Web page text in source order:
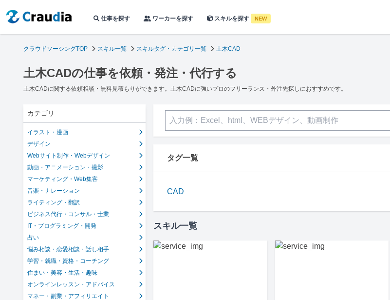
仕事を探す ワーカーを探す スキルを探す NEW
クラウドソーシングTOP スキル一覧 スキルタグ・カテゴリ一覧 土木CAD
土木CADの仕事を依頼・発注・代行する
土木CADに関する依頼相談・無料見積もりができます。土木CADに強いプロのフリーランス・外注先探しにおすすめです。
カテゴリ
イラスト・漫画
デザイン
Webサイト制作・Webデザイン
動画・アニメーション・撮影
マーケティング・Web集客
音楽・ナレーション
ライティング・翻訳
ビジネス代行・コンサル・士業
IT・プログラミング・開発
占い
悩み相談・恋愛相談・話し相手
学習・就職・資格・コーチング
住まい・美容・生活・趣味
オンラインレッスン・アドバイス
マネー・副業・アフィリエイト
タグ一覧
CAD
スキル一覧